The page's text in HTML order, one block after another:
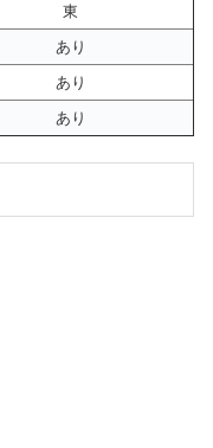
東
あり
あり
あり